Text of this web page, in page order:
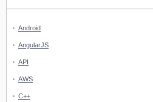
Android
AngularJS
API
AWS
C++